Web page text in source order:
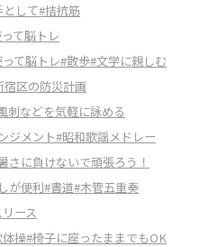
して#拮抗筋
て脳トレ
て脳トレ#散歩#文学に親しむ
宿区の防災計画
刺などを気軽に詠める
ジメント#昭和歌謡メドレー
さに負けないで頑張ろう！
が便利#書道#木管五重奏
ース
操#椅子に座ったままでもOK